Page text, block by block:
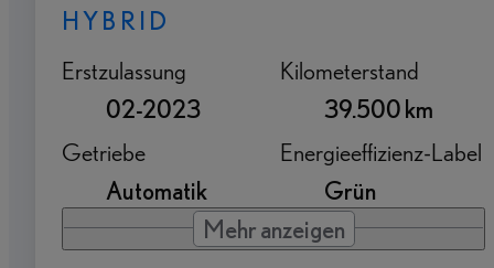
HYBRID
Erstzulassung
02-2023
Kilometerstand
39.500 km
Getriebe
Automatik
Energieeffizienz-Label
Grün
Mehr anzeigen